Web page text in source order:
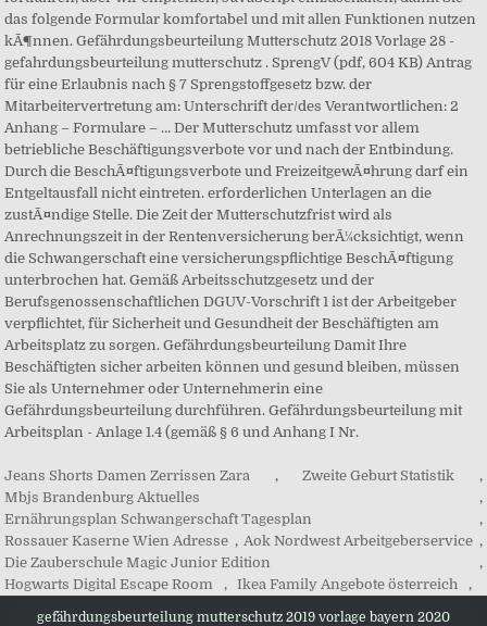
Jeans Shorts Damen Zerrissen Zara , Zweite Geburt Statistik
,
Mbjs Brandenburg Aktuelles
,
Ernährungsplan Schwangerschaft Tagesplan
,
Rossauer Kaserne Wien Adresse , Aok Nordwest Arbeitgeberservice ,
Die Zauberschule Magic Junior Edition
,
Hogwarts Digital Escape Room
, Ikea Family Angebote österreich ,
gefährdungsbeurteilung mutterschutz 2019 vorlage bayern 2020